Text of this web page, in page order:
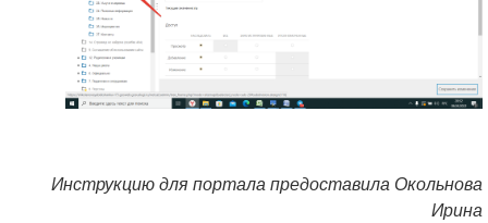
Инструкцию для портала предоставила Окольнова
Ирина